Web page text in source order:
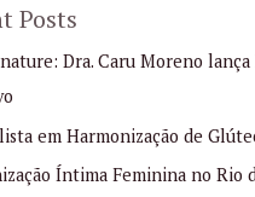
Posts
Dra. Caru Moreno
em Harmonização de
Íntima Feminina no Rio